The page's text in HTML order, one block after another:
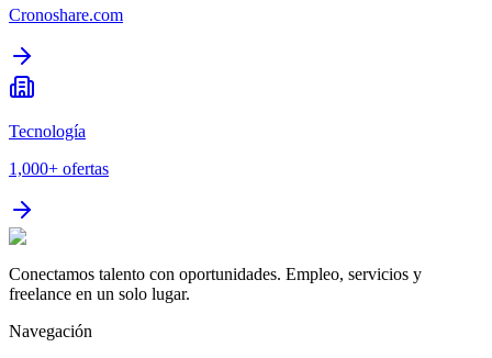
Cronoshare.com
Tecnología
1,000+ ofertas
Conectamos talento con oportunidades. Empleo, servicios y
freelance en un solo lugar.
Navegación